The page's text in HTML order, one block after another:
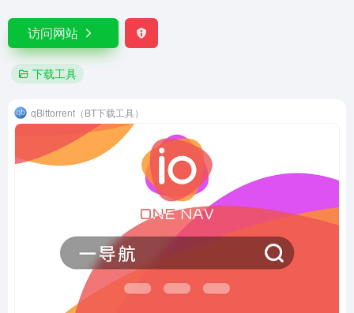
访问网站
下载工具
qBittorrent（BT下载工具）